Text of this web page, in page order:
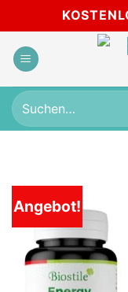
Inhalt
springen
Suchen
nach:
Angebot!